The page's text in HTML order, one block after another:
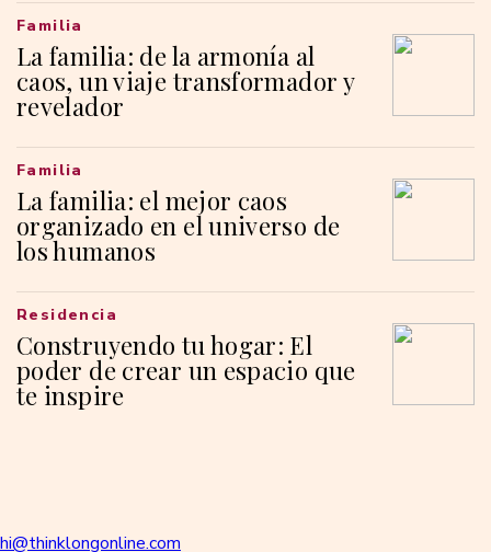
La familia: de la armonía al
caos, un viaje transformador y
revelador
Familia
La familia: el mejor caos
organizado en el universo de
los humanos
Familia
Construyendo tu hogar: El
poder de crear un espacio que
te inspire
Residencia
hi@thinklongonline.com